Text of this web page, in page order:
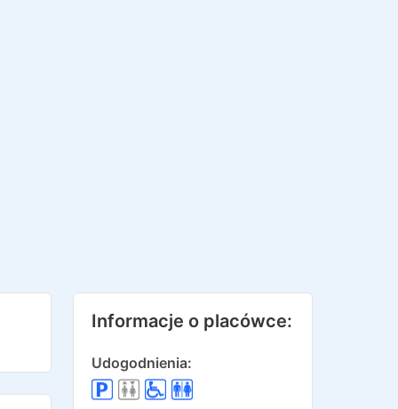
Informacje o placówce:
Udogodnienia: